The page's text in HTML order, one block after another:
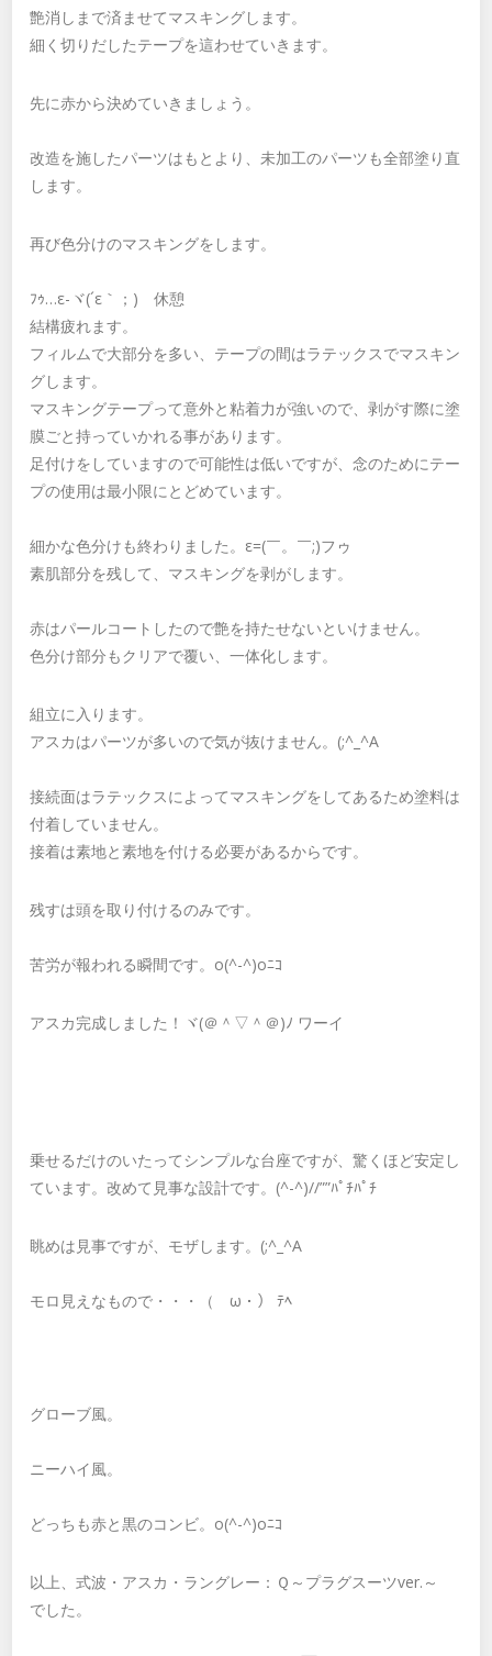
艶消しまで済ませてマスキングします。
細く切りだしたテープを這わせていきます。
先に赤から決めていきましょう。
改造を施したパーツはもとより、未加工のパーツも全部塗り直
します。
再び色分けのマスキングをします。
ﾌｩ…ε-ヾ(´ε｀；)ゝ休憩
結構疲れます。
フィルムで大部分を多い、テープの間はラテックスでマスキン
グします。
マスキングテープって意外と粘着力が強いので、剥がす際に塗
膜ごと持っていかれる事があります。
足付けをしていますので可能性は低いですが、念のためにテー
プの使用は最小限にとどめています。
細かな色分けも終わりました。ε=(￣。￣;)フゥ
素肌部分を残して、マスキングを剥がします。
赤はパールコートしたので艶を持たせないといけません。
色分け部分もクリアで覆い、一体化します。
組立に入ります。
アスカはパーツが多いので気が抜けません。(;^_^A
接続面はラテックスによってマスキングをしてあるため塗料は
付着していません。
接着は素地と素地を付ける必要があるからです。
残すは頭を取り付けるのみです。
苦労が報われる瞬間です。o(^-^)oﾆｺ
アスカ完成しました！ヾ(＠＾▽＾＠)ﾉ ワーイ
乗せるだけのいたってシンプルな台座ですが、驚くほど安定し
ています。改めて見事な設計です。(^-^)//””ﾊﾟﾁﾊﾟﾁ
眺めは見事ですが、モザします。(;^_^A
モロ見えなもので・・・（ゝω・） ﾃﾍ
グローブ風。
ニーハイ風。
どっちも赤と黒のコンビ。o(^-^)oﾆｺ
以上、式波・アスカ・ラングレー：Ｑ～プラグスーツver.～
でした。